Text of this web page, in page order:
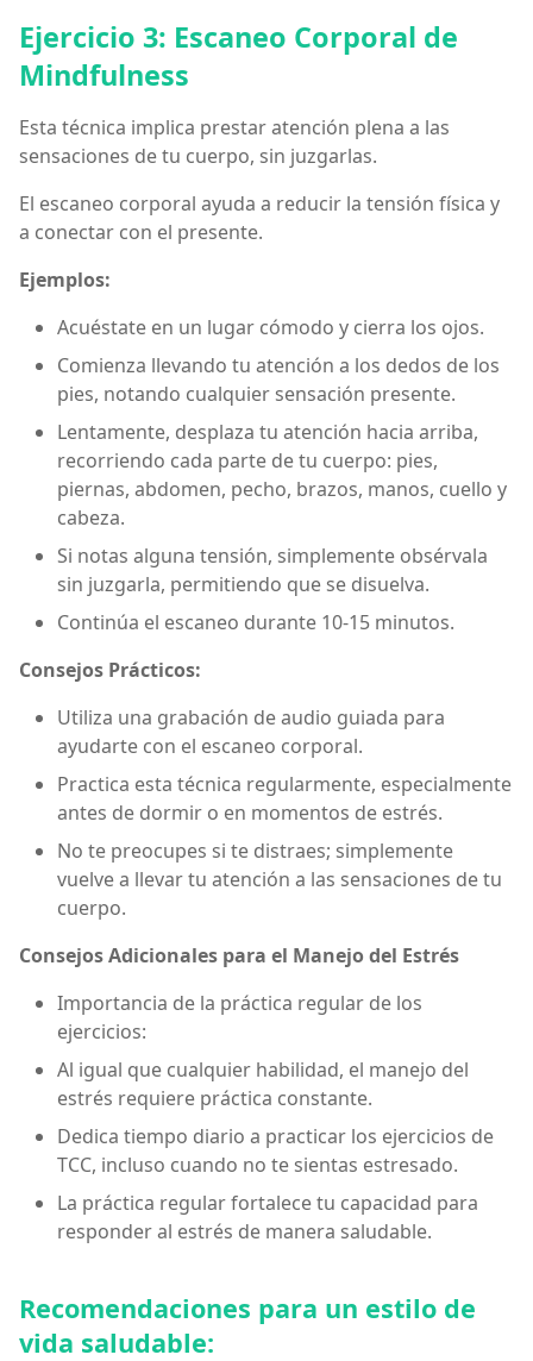
Ejercicio 3: Escaneo Corporal de
Mindfulness
Esta técnica implica prestar atención plena a las
sensaciones de tu cuerpo, sin juzgarlas.
El escaneo corporal ayuda a reducir la tensión física y
a conectar con el presente.
Ejemplos:
Acuéstate en un lugar cómodo y cierra los ojos.
Comienza llevando tu atención a los dedos de los
pies, notando cualquier sensación presente.
Lentamente, desplaza tu atención hacia arriba,
recorriendo cada parte de tu cuerpo: pies,
piernas, abdomen, pecho, brazos, manos, cuello y
cabeza.
Si notas alguna tensión, simplemente obsérvala
sin juzgarla, permitiendo que se disuelva.
Continúa el escaneo durante 10-15 minutos.
Consejos Prácticos:
Utiliza una grabación de audio guiada para
ayudarte con el escaneo corporal.
Practica esta técnica regularmente, especialmente
antes de dormir o en momentos de estrés.
No te preocupes si te distraes; simplemente
vuelve a llevar tu atención a las sensaciones de tu
cuerpo.
Consejos Adicionales para el Manejo del Estrés
Importancia de la práctica regular de los
ejercicios:
Al igual que cualquier habilidad, el manejo del
estrés requiere práctica constante.
Dedica tiempo diario a practicar los ejercicios de
TCC, incluso cuando no te sientas estresado.
La práctica regular fortalece tu capacidad para
responder al estrés de manera saludable.
Recomendaciones para un estilo de
vida saludable: